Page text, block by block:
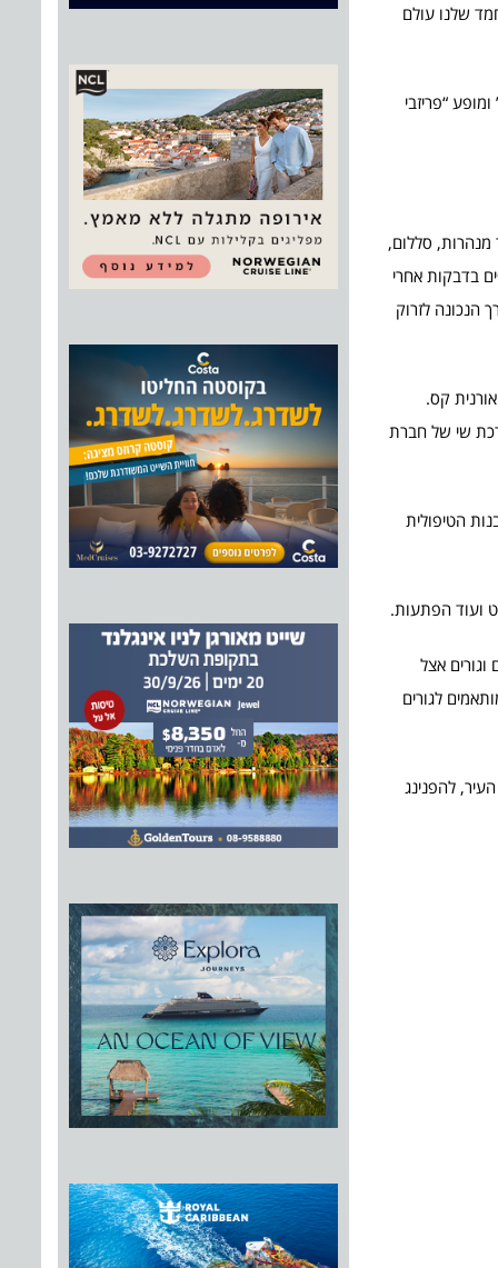
שלנו עולם
“פריזבי
מנהרות, סללום,
בדבקות אחרי
הנכונה לזרוק
קס.
שי של חברת
הטיפולית
ועוד הפתעות.
אצל
לגורים
להפנינג